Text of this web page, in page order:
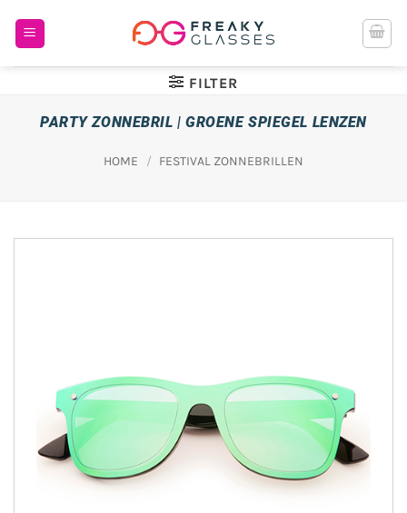
naar
FILTER
PARTY ZONNEBRIL | GROENE SPIEGEL LENZEN
HOME / FESTIVAL ZONNEBRILLEN